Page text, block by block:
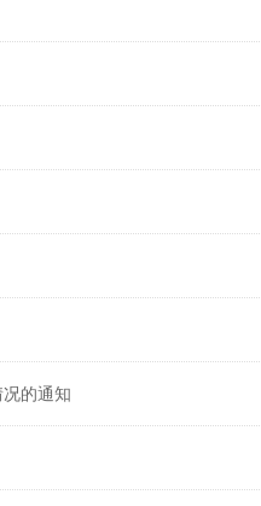
的通知